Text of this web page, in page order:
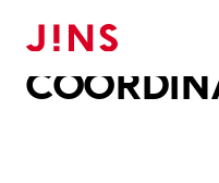
メガネのJINS TOP